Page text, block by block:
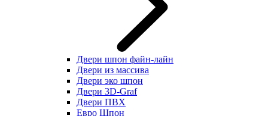
Двери шпон файн-лайн
Двери из массива
Двери эко шпон
Двери 3D-Graf
Двери ПВХ
Евро Шпон